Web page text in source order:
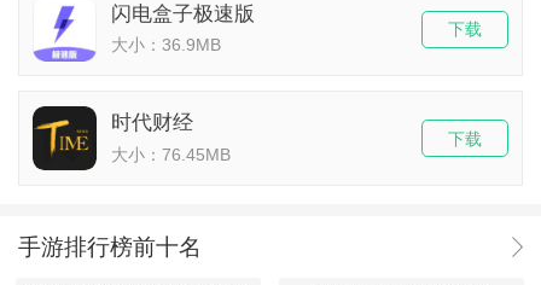
闪电盒子极速版
大小：36.9MB
下载
时代财经
大小：76.45MB
下载
手游排行榜前十名